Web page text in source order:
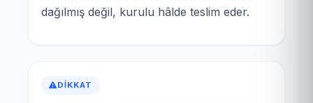
dağılmış değil, kurulu hâlde teslim eder.
DIKKAT